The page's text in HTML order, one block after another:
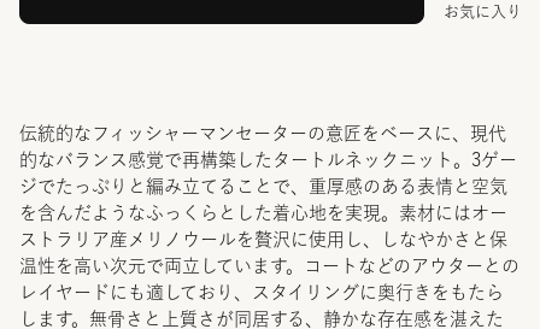
お気に入り
伝統的なフィッシャーマンセーターの意匠をベースに、現代
的なバランス感覚で再構築したタートルネックニット。3ゲー
ジでたっぷりと編み立てることで、重厚感のある表情と空気
を含んだようなふっくらとした着心地を実現。素材にはオー
ストラリア産メリノウールを贅沢に使用し、しなやかさと保
温性を高い次元で両立しています。コートなどのアウターとの
レイヤードにも適しており、スタイリングに奥行きをもたら
します。無骨さと上質さが同居する、静かな存在感を湛えた